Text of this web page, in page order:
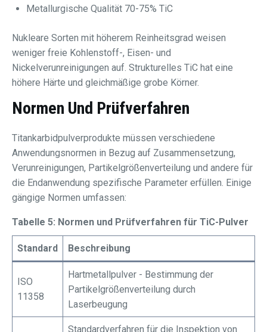
Metallurgische Qualität 70-75% TiC
Nukleare Sorten mit höherem Reinheitsgrad weisen
weniger freie Kohlenstoff-, Eisen- und
Nickelverunreinigungen auf. Strukturelles TiC hat eine
höhere Härte und gleichmäßige grobe Körner.
Normen Und Prüfverfahren
Titankarbidpulverprodukte müssen verschiedene
Anwendungsnormen in Bezug auf Zusammensetzung,
Verunreinigungen, Partikelgrößenverteilung und andere für
die Endanwendung spezifische Parameter erfüllen. Einige
gängige Normen umfassen:
Tabelle 5: Normen und Prüfverfahren für TiC-Pulver
Standard Beschreibung
ISO
11358
Hartmetallpulver - Bestimmung der
Partikelgrößenverteilung durch
Laserbeugung
Standardverfahren für die Inspektion von